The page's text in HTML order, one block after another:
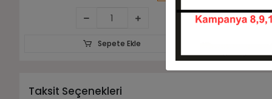
Sepete Ekle
Taksit Seçenekleri